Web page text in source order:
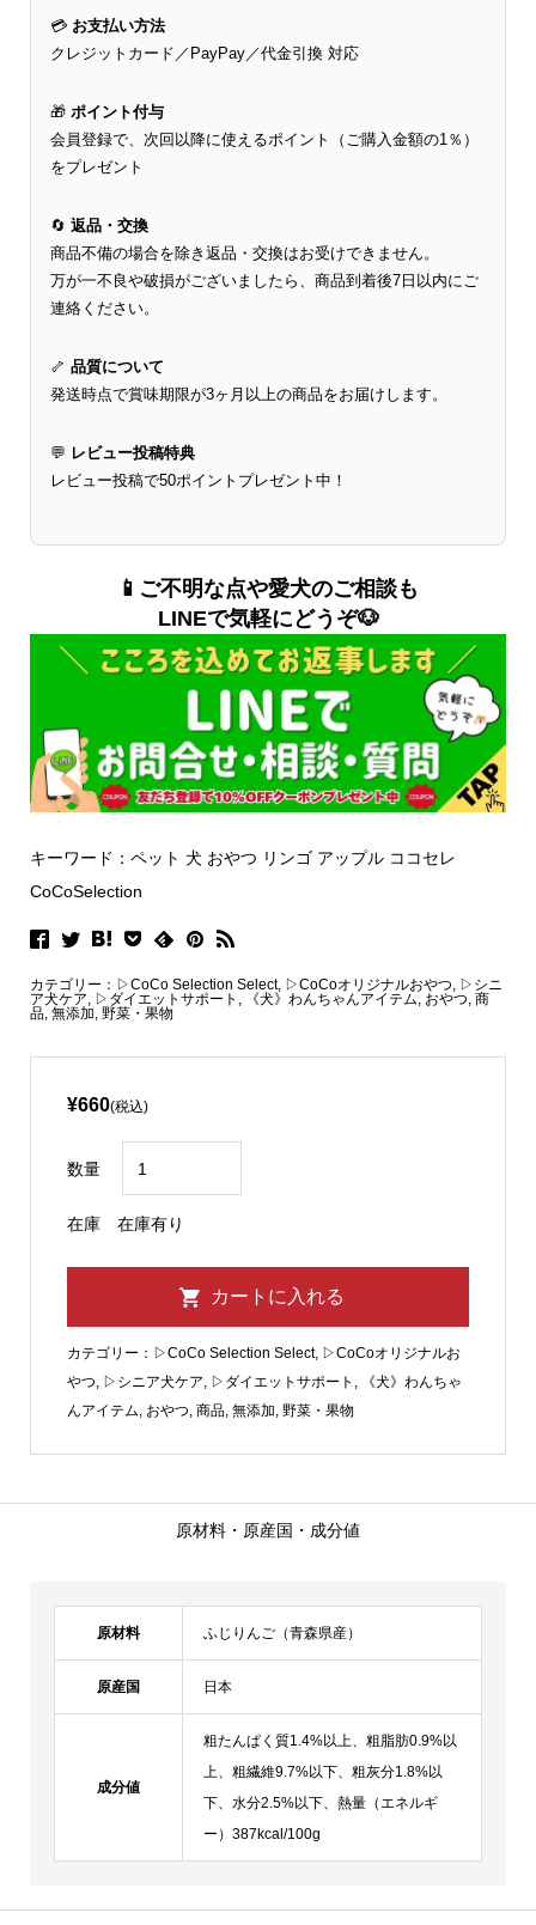
💳 お支払い方法
クレジットカード／PayPay／代金引換 対応
🎁 ポイント付与
会員登録で、次回以降に使えるポイント（ご購入金額の1％）
をプレゼント
🔄 返品・交換
商品不備の場合を除き返品・交換はお受けできません。
万が一不良や破損がございましたら、商品到着後7日以内にご
連絡ください。
🦴 品質について
発送時点で賞味期限が3ヶ月以上の商品をお届けします。
💬 レビュー投稿特典
レビュー投稿で50ポイントプレゼント中！
📱ご不明な点や愛犬のご相談も
LINEで気軽にどうぞ🐶
キーワード：ペット 犬 おやつ リンゴ アップル ココセレ
CoCoSelection
カテゴリー： ▷CoCo Selection Select, ▷CoCoオリジナルおやつ, ▷シニ
ア犬ケア, ▷ダイエットサポート , 《犬》わんちゃんアイテム, おやつ, 商
品, 無添加, 野菜・果物
¥660(税込)
数量
在庫 在庫有り
カテゴリー： ▷CoCo Selection Select, ▷CoCoオリジナルお
やつ, ▷シニア犬ケア, ▷ダイエットサポート ,
《犬》わんちゃ
んアイテム, おやつ, 商品, 無添加, 野菜・果物
原材料・原産国・成分値
原材料 ふじりんご（青森県産）
原産国 日本
成分値
粗たんぱく質1.4%以上、粗脂肪0.9%以
上、粗繊維9.7%以下、粗灰分1.8%以
下、水分2.5%以下、熱量（エネルギ
ー）387kcal/100g